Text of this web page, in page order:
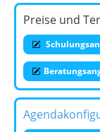
Preise und